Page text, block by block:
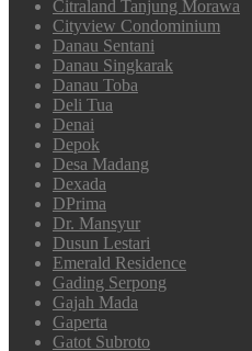
Citraland Tanjung Morawa
Cityview Condominium
Danau Sentani
Danau Singkarak
Danau Toba
Deli Tua
Denai
Depok
Desa Madang
Dexada
DPrima
Dr. Mansyur
Dusun Lestari
Emerald Residence
Gading Serpong
Gajah Mada
Gaperta
Gatot Subroto